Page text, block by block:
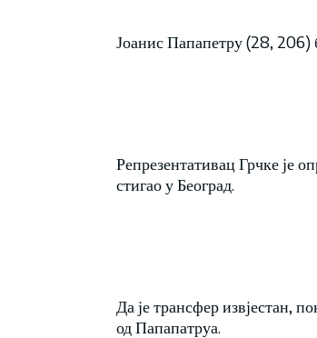
Јоанис Папапетру (28, 206)
Репрезентативац Грчке је
стигао у Београд.
Да је трансфер извјестан,
од Папапатруа.